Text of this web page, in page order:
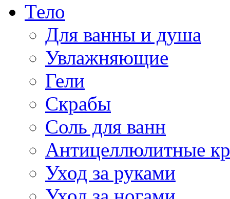
Тело
Для ванны и душа
Увлажняющие
Гели
Скрабы
Соль для ванн
Антицеллюлитные
Уход за руками